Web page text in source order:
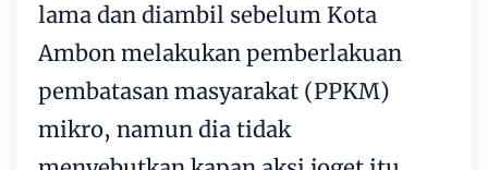
lama dan diambil sebelum Kota
Ambon melakukan pemberlakuan
pembatasan masyarakat (PPKM)
mikro, namun dia tidak